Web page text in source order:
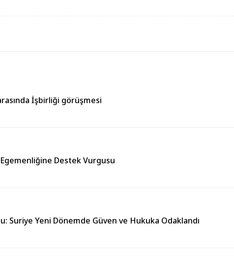
İşbirliği görüşmesi
Destek Vurgusu
Suriye Yeni Dönemde Güven ve Hukuka Odaklandı